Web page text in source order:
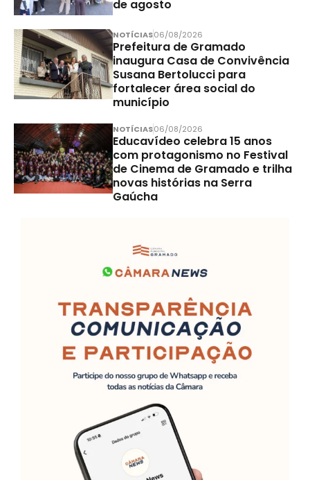
de agosto
NOTÍCIAS06/08/2026
Prefeitura de Gramado
inaugura Casa de Convivência
Susana Bertolucci para
fortalecer área social do
município
NOTÍCIAS06/08/2026
Educavídeo celebra 15 anos
com protagonismo no Festival
de Cinema de Gramado e trilha
novas histórias na Serra
Gaúcha